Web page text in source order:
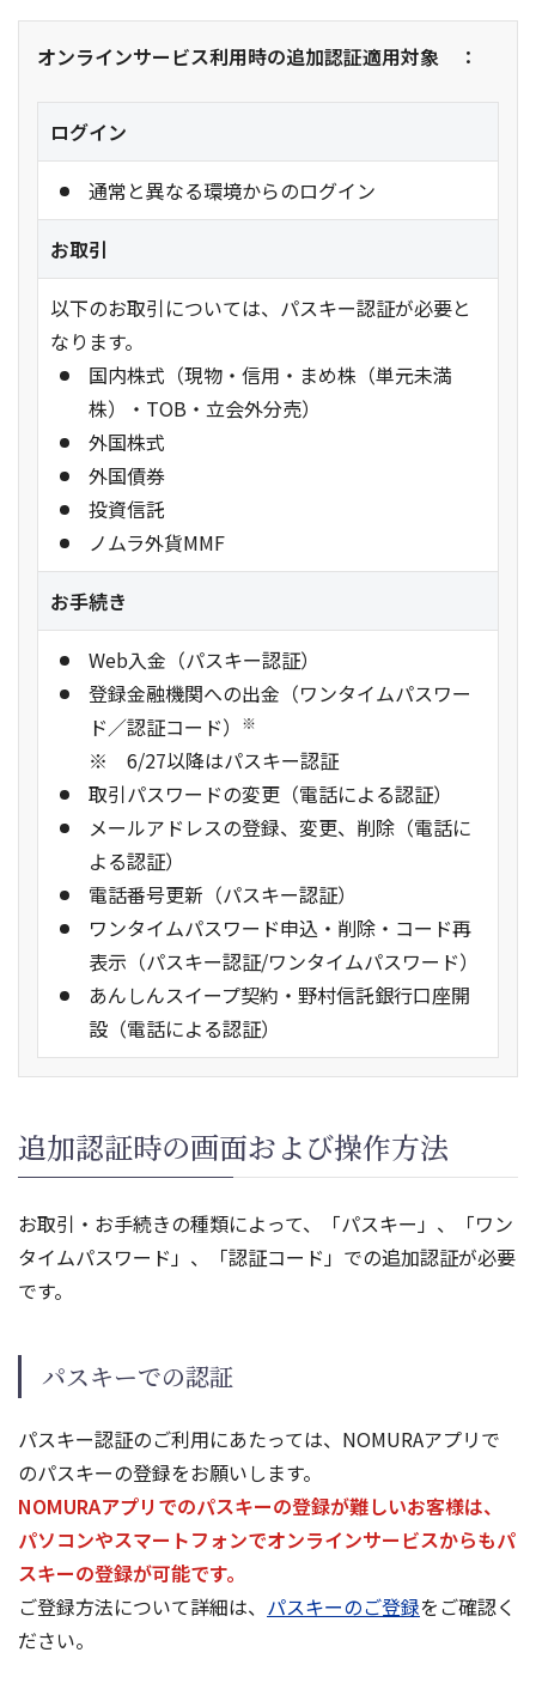
オンラインサービス利用時の追加認証適用対象 ：
ログイン
通常と異なる環境からのログイン
お取引
以下のお取引については、パスキー認証が必要と
なります。
国内株式（現物・信用・まめ株（単元未満
株）・TOB・立会外分売）
外国株式
外国債券
投資信託
ノムラ外貨MMF
お手続き
Web入金（パスキー認証）
登録金融機関への出金（ワンタイムパスワー
ド／認証コード）
※
6/27以降はパスキー認証
取引パスワードの変更（電話による認証）
メールアドレスの登録、変更、削除（電話に
よる認証）
電話番号更新（パスキー認証）
ワンタイムパスワード申込・削除・コード再
表示（パスキー認証/ワンタイムパスワード）
あんしんスイープ契約・野村信託銀行口座開
設（電話による認証）
追加認証時の画面および操作方法
お取引・お手続きの種類によって、「パスキー」、「ワン
タイムパスワード」、「認証コード」での追加認証が必要
です。
パスキーでの認証
パスキー認証のご利用にあたっては、NOMURAアプリで
のパスキーの登録をお願いします。
NOMURAアプリでのパスキーの登録が難しいお客様は、
パソコンやスマートフォンでオンラインサービスからもパ
スキーの登録が可能です。
ご登録方法について詳細は、 パスキーのご登録をご確認く
ださい。